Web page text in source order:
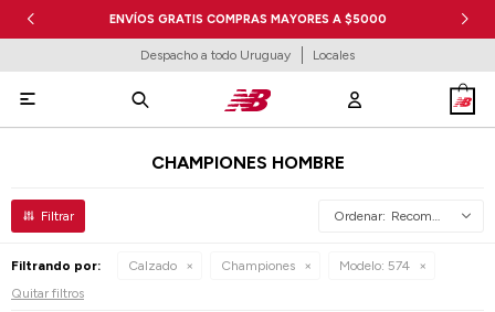
ENVÍOS GRATIS COMPRAS MAYORES A $5000
Despacho a todo Uruguay Locales

CHAMPIONES HOMBRE
Recomendados
Filtrando por: Calzado Championes Modelo: 574
Quitar filtros